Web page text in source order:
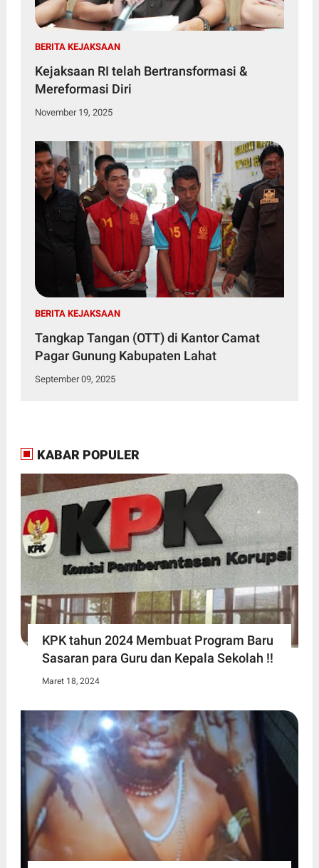
BERITA KEJAKSAAN
Kejaksaan RI telah Bertransformasi &
Mereformasi Diri
November 19, 2025
BERITA KEJAKSAAN
Tangkap Tangan (OTT) di Kantor Camat
Pagar Gunung Kabupaten Lahat
September 09, 2025
KABAR POPULER
KPK tahun 2024 Membuat Program Baru
Sasaran para Guru dan Kepala Sekolah !!
Maret 18, 2024